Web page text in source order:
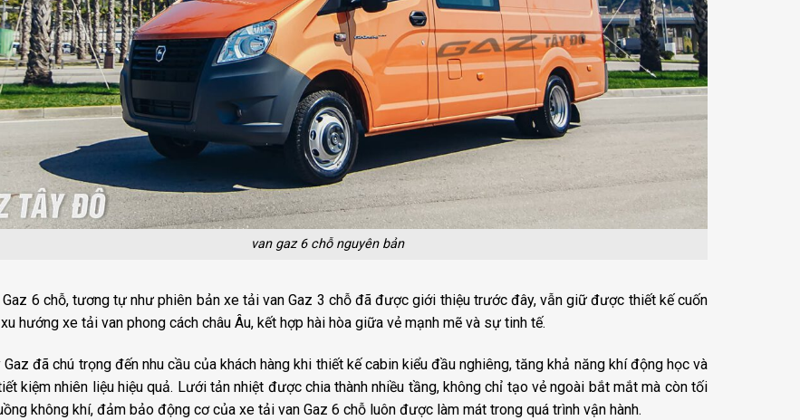
van gaz 6 chỗ nguyên bản
Gaz 6 chỗ, tương tự như phiên bản xe tải van Gaz 3 chỗ đã được giới thiệu trước đây, vẫn giữ được thiết kế cuốn
hướng xe tải van phong cách châu Âu, kết hợp hài hòa giữa vẻ mạnh mẽ và sự tinh tế.
Gaz đã chú trọng đến nhu cầu của khách hàng khi thiết kế cabin kiểu đầu nghiêng, tăng khả năng khí động học và
kiệm nhiên liệu hiệu quả. Lưới tản nhiệt được chia thành nhiều tầng, không chỉ tạo vẻ ngoài bắt mắt mà còn tối
không khí, đảm bảo động cơ của xe tải van Gaz 6 chỗ luôn được làm mát trong quá trình vận hành.